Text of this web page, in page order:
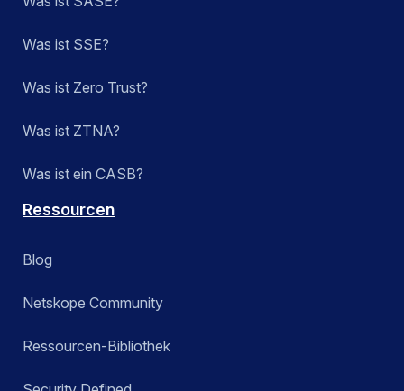
Secure Access Service Edge (SASE)
Security Service Edge (SSE)
SkopeAI
Technology Integrations
Zero Trust Engine
Was ist SSE?
Was ist Zero Trust?
Was ist ZTNA?
Was ist ein CASB?
Ressourcen
Blog
Netskope Community
Ressourcen-Bibliothek